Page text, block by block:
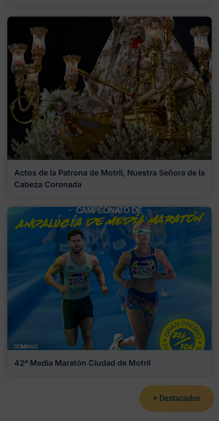
Actos de la Patrona de Motril, Nuestra Señora de la
Cabeza Coronada
42ª Media Maratón Ciudad de Motril
+ Destacados